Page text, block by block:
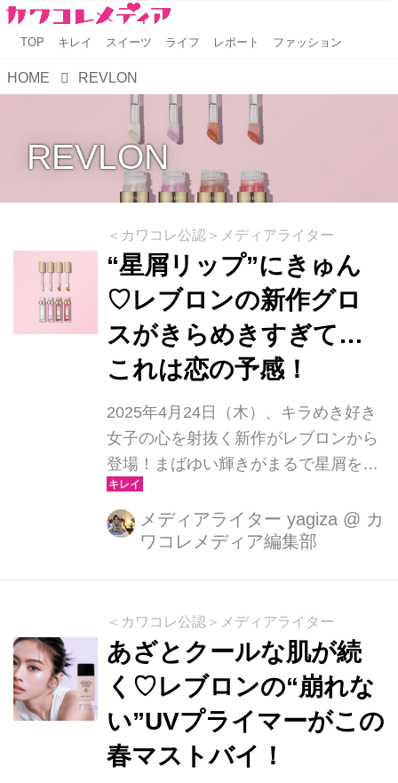
TOP キレイ スイーツ ライフ レポート ファッション
HOME REVLON
REVLON
＜カワコレ公認＞メディアライター
“星屑リップ”にきゅん
♡レブロンの新作グロ
スがきらめきすぎて…
これは恋の予感！
2025年4月24日（木）、キラめき好き
女子の心を射抜く新作がレブロンから
登場！まばゆい輝きがまるで星屑をま
とったみたいな唇を演出してくれるリ
ップグロス、その名も――『レブロン
スーパー ラストラス グリマー グロ
メディアライター yagiza @ カ
ワコレメディア編集部
＜カワコレ公認＞メディアライター
あざとクールな肌が続
く♡レブロンの“崩れな
い”UVプライマーがこの
春マストバイ！